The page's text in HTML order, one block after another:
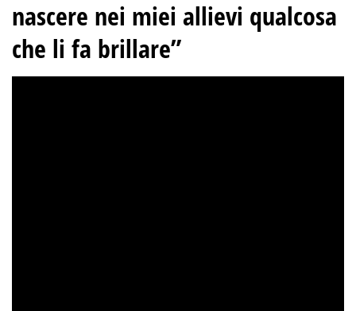
nascere nei miei allievi qualcosa
che li fa brillare”